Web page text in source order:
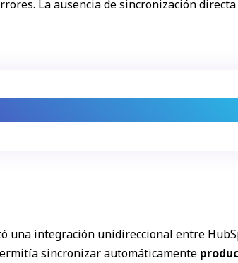
La ausencia de sincronización
una integración unidireccional entre
sincronizar automáticamente